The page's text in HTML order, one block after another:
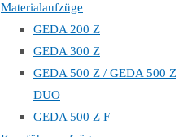
Materialaufzüge
GEDA 200 Z
GEDA 300 Z
GEDA 500 Z / GEDA 500 Z
DUO
GEDA 500 Z F